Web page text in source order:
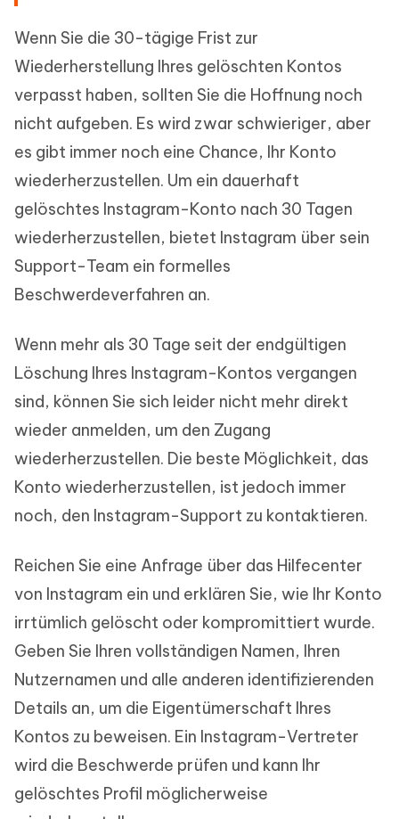
Wenn Sie die 30-tägige Frist zur
Wiederherstellung Ihres gelöschten Kontos
verpasst haben, sollten Sie die Hoffnung noch
nicht aufgeben. Es wird zwar schwieriger, aber
es gibt immer noch eine Chance, Ihr Konto
wiederherzustellen. Um ein dauerhaft
gelöschtes Instagram-Konto nach 30 Tagen
wiederherzustellen, bietet Instagram über sein
Support-Team ein formelles
Beschwerdeverfahren an.
Wenn mehr als 30 Tage seit der endgültigen
Löschung Ihres Instagram-Kontos vergangen
sind, können Sie sich leider nicht mehr direkt
wieder anmelden, um den Zugang
wiederherzustellen. Die beste Möglichkeit, das
Konto wiederherzustellen, ist jedoch immer
noch, den Instagram-Support zu kontaktieren.
Reichen Sie eine Anfrage über das Hilfecenter
von Instagram ein und erklären Sie, wie Ihr Konto
irrtümlich gelöscht oder kompromittiert wurde.
Geben Sie Ihren vollständigen Namen, Ihren
Nutzernamen und alle anderen identifizierenden
Details an, um die Eigentümerschaft Ihres
Kontos zu beweisen. Ein Instagram-Vertreter
wird die Beschwerde prüfen und kann Ihr
gelöschtes Profil möglicherweise